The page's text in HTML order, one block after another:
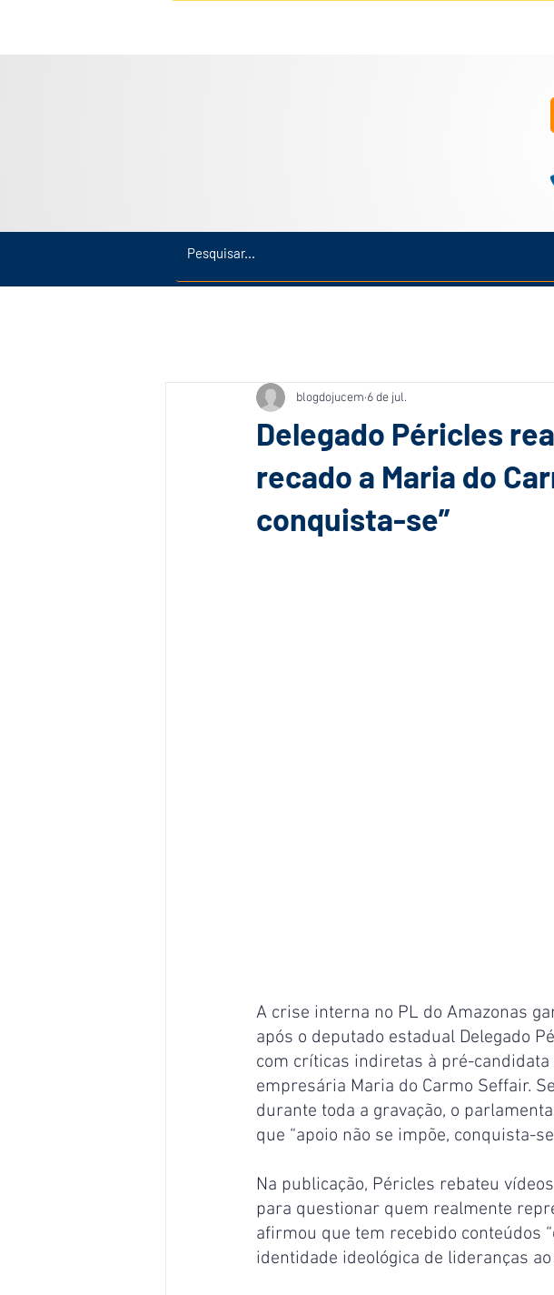
Delegado Péricles
recado a Maria do
conquista-se”
blogdojucem 6 de jul.
A crise interna no PL do Amazonas
após o deputado estadual Delegado
com críticas indiretas à pré-candidata
empresária Maria do Carmo Seffair.
durante toda a gravação, o
que “apoio não se impõe, conquista-
Na publicação, Péricles rebateu
para questionar quem realmente
afirmou que tem recebido conteúdos
identidade ideológica de lideranças